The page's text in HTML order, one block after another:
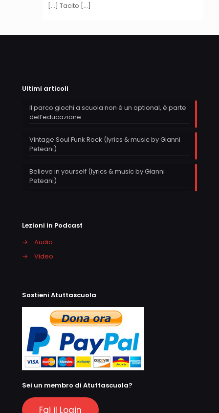
[…] Tacito […]
Ultimi articoli
Il parco giochi a scuola non è un optional, è parte
dell’educazione
Vintage Soul Funk Rock (lyrics & music by Gianni
Peteani)
Believe in yourself (lyrics & music by Gianni
Peteani)
Lezioni in Podcast
→
Audio
→
Video
Sostieni Atuttascuola
Sei un membro di Atuttascuola?
Fai il Login